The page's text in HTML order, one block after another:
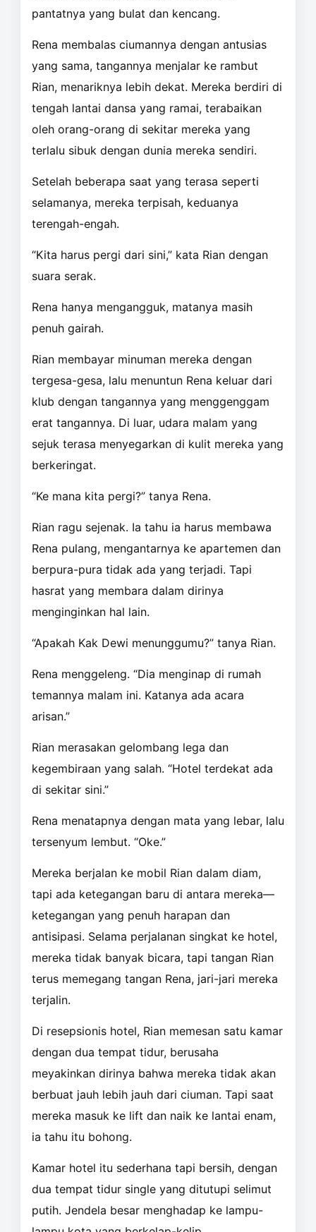
pantatnya yang bulat dan kencang.
Rena membalas ciumannya dengan antusias
yang sama, tangannya menjalar ke rambut
Rian, menariknya lebih dekat. Mereka berdiri di
tengah lantai dansa yang ramai, terabaikan
oleh orang-orang di sekitar mereka yang
terlalu sibuk dengan dunia mereka sendiri.
Setelah beberapa saat yang terasa seperti
selamanya, mereka terpisah, keduanya
terengah-engah.
“Kita harus pergi dari sini,” kata Rian dengan
suara serak.
Rena hanya mengangguk, matanya masih
penuh gairah.
Rian membayar minuman mereka dengan
tergesa-gesa, lalu menuntun Rena keluar dari
klub dengan tangannya yang menggenggam
erat tangannya. Di luar, udara malam yang
sejuk terasa menyegarkan di kulit mereka yang
berkeringat.
“Ke mana kita pergi?” tanya Rena.
Rian ragu sejenak. Ia tahu ia harus membawa
Rena pulang, mengantarnya ke apartemen dan
berpura-pura tidak ada yang terjadi. Tapi
hasrat yang membara dalam dirinya
menginginkan hal lain.
“Apakah Kak Dewi menunggumu?” tanya Rian.
Rena menggeleng. “Dia menginap di rumah
temannya malam ini. Katanya ada acara
arisan.”
Rian merasakan gelombang lega dan
kegembiraan yang salah. “Hotel terdekat ada
di sekitar sini.”
Rena menatapnya dengan mata yang lebar, lalu
tersenyum lembut. “Oke.”
Mereka berjalan ke mobil Rian dalam diam,
tapi ada ketegangan baru di antara mereka—
ketegangan yang penuh harapan dan
antisipasi. Selama perjalanan singkat ke hotel,
mereka tidak banyak bicara, tapi tangan Rian
terus memegang tangan Rena, jari-jari mereka
terjalin.
Di resepsionis hotel, Rian memesan satu kamar
dengan dua tempat tidur, berusaha
meyakinkan dirinya bahwa mereka tidak akan
berbuat jauh lebih jauh dari ciuman. Tapi saat
mereka masuk ke lift dan naik ke lantai enam,
ia tahu itu bohong.
Kamar hotel itu sederhana tapi bersih, dengan
dua tempat tidur single yang ditutupi selimut
putih. Jendela besar menghadap ke lampu-